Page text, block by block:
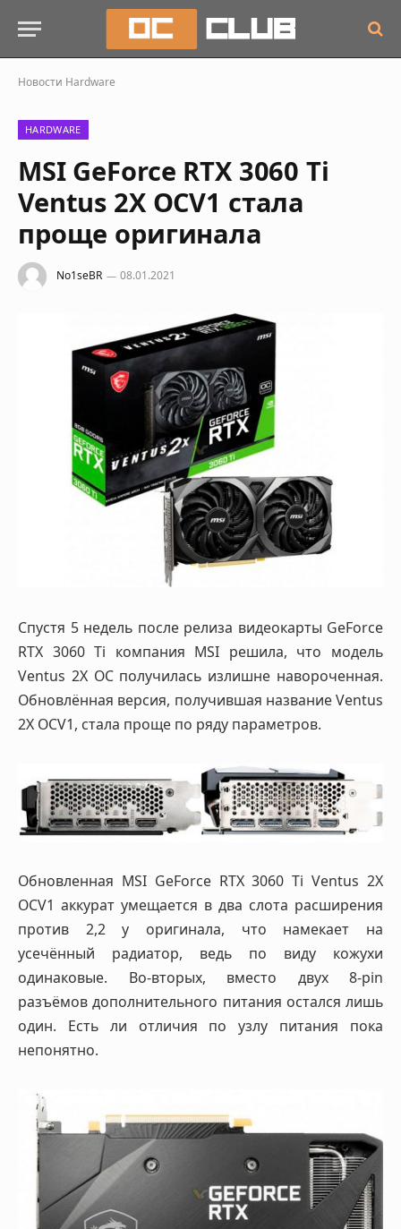
Новости Hardware
HARDWARE
MSI GeForce RTX 3060 Ti
Ventus 2X OCV1 стала
проще оригинала
No1seBR 08.01.2021
Спустя 5 недель после релиза видеокарты GeForce
RTX 3060 Ti компания MSI решила, что модель
Ventus 2X OC получилась излишне навороченная.
Обновлённая версия, получившая название Ventus
2X OCV1, стала проще по ряду параметров.
Обновленная MSI GeForce RTX 3060 Ti Ventus 2X
OCV1 аккурат умещается в два слота расширения
против 2,2 у оригинала, что намекает на
усечённый радиатор, ведь по виду кожухи
одинаковые. Во-вторых, вместо двух 8-pin
разъёмов дополнительного питания остался лишь
один. Есть ли отличия по узлу питания пока
непонятно.